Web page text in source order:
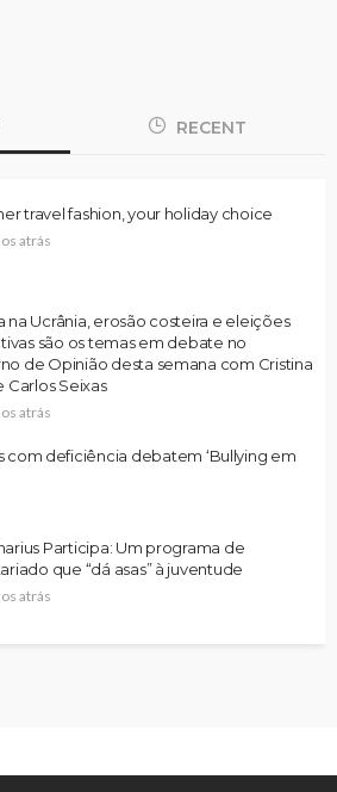
RECENT
travel fashion, your holiday choice
atrás
na Ucrânia, erosão costeira e eleições
são os temas em debate no
de Opinião desta semana com Cristina
Carlos Seixas
atrás
com deficiência debatem ‘Bullying em
Participa: Um programa de
que “dá asas” à juventude
atrás